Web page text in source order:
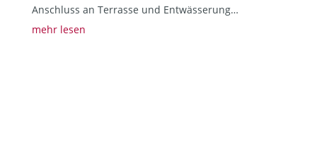
Anschluss an Terrasse und Entwässerung…
mehr lesen